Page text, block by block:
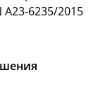
А23-6235/2015